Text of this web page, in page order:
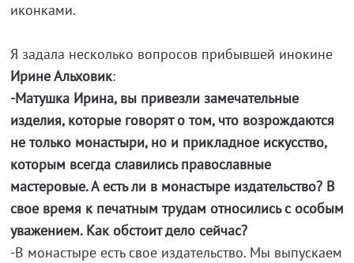
иконками.
Я задала несколько вопросов прибывшей инокине
Ирине Альховик:
-Матушка Ирина, вы привезли замечательные
изделия, которые говорят о том, что возрождаются
не только монастыри, но и прикладное искусство,
которым всегда славились православные
мастеровые. А есть ли в монастыре издательство? В
свое время к печатным трудам относились с особым
уважением. Как обстоит дело сейчас?
-В монастыре есть свое издательство. Мы выпускаем